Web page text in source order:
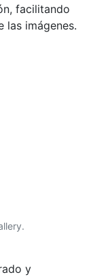
facilitando
las imágenes.
y